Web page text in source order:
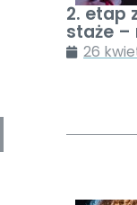
2. etap
staże
26